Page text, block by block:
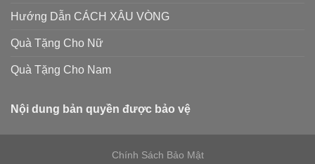
Hướng Dẫn CÁCH XÂU VÒNG
Quà Tặng Cho Nữ
Quà Tặng Cho Nam
Nội dung bản quyền được bảo vệ
Chính Sách Bảo Mật